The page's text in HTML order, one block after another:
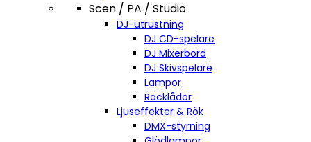
Scen / PA / Studio
DJ-utrustning
DJ CD-spelare
DJ Mixerbord
DJ Skivspelare
Lampor
Racklådor
Ljuseffekter & Rök
DMX-styrning